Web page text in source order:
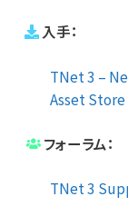
入手：
TNet 3 –
Asset
フォーラム：
TNet 3